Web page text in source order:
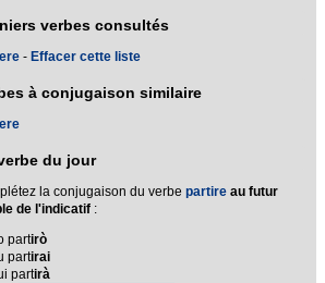
verbes consultés
- Effacer cette liste
à conjugaison similaire
du jour
la conjugaison du verbe partire au futur
de l'indicatif :
partirò
partirai
partirà